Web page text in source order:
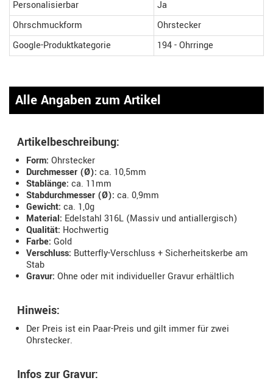
Personalisierbar
Ja
Ohrschmuckform
Ohrstecker
Google-Produktkategorie
194 - Ohrringe
Alle Angaben zum Artikel
Artikelbeschreibung:
Form: Ohrstecker
Durchmesser (Ø): ca. 10,5mm
Stablänge: ca. 11mm
Stabdurchmesser (Ø): ca. 0,9mm
Gewicht: ca. 1,0g
Material: Edelstahl 316L (Massiv und antiallergisch)
Qualität: Hochwertig
Farbe: Gold
Verschluss: Butterfly-Verschluss + Sicherheitskerbe am
Stab
Gravur: Ohne oder mit individueller Gravur erhältlich
Hinweis:
Der Preis ist ein Paar-Preis und gilt immer für zwei
Ohrstecker.
Infos zur Gravur: